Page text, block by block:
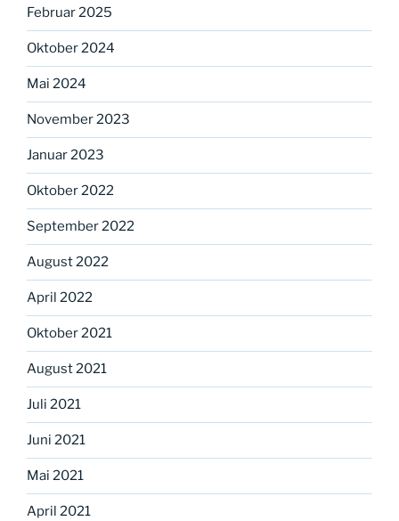
Februar 2025
Oktober 2024
Mai 2024
November 2023
Januar 2023
Oktober 2022
September 2022
August 2022
April 2022
Oktober 2021
August 2021
Juli 2021
Juni 2021
Mai 2021
April 2021